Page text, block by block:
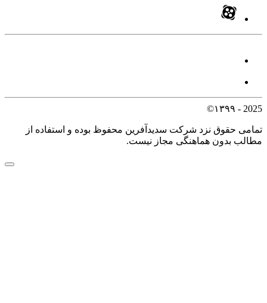
2025 - ۱۳۹۹©
تمامی حقوق نزد شرکت سدیدآفرین محفوظ بوده و استفاده از
مطالب بدون هماهنگی مجاز نیست.